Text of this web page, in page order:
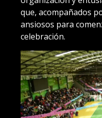
que, acompañados
ansiosos para
celebración.